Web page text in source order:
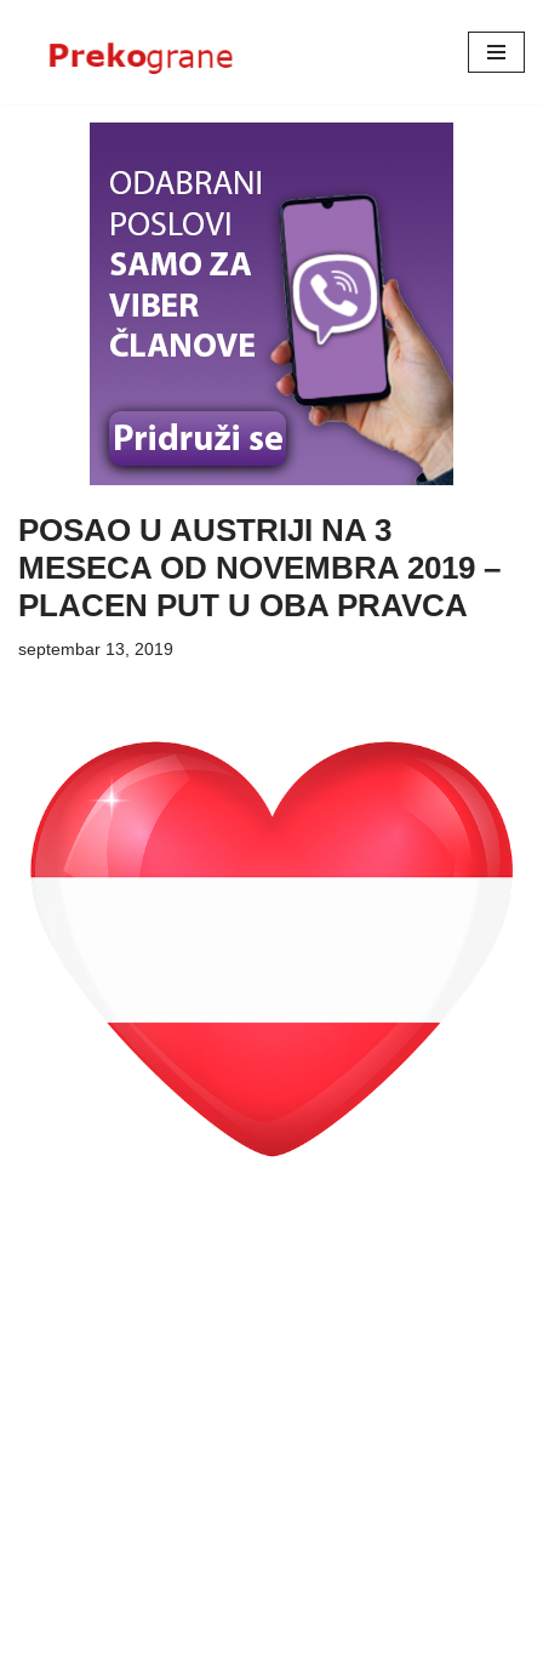
Skoči
POSAO U AUSTRIJI NA 3
MESECA OD NOVEMBRA 2019 –
PLACEN PUT U OBA PRAVCA
septembar 13, 2019